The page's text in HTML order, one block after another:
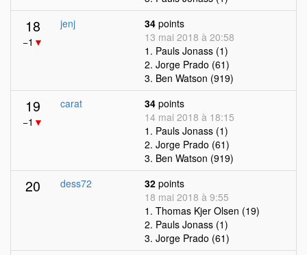
18
−1 ▼
jenj 34 points
13 mai 2018 à 20:58
1. Pauls Jonass (1)
2. Jorge Prado (61)
3. Ben Watson (919)
19
−1 ▼
carat 34 points
14 mai 2018 à 18:15
1. Pauls Jonass (1)
2. Jorge Prado (61)
3. Ben Watson (919)
20 dess72 32 points
18 mai 2018 à 9:55
1. Thomas Kjer Olsen (19)
2. Pauls Jonass (1)
3. Jorge Prado (61)